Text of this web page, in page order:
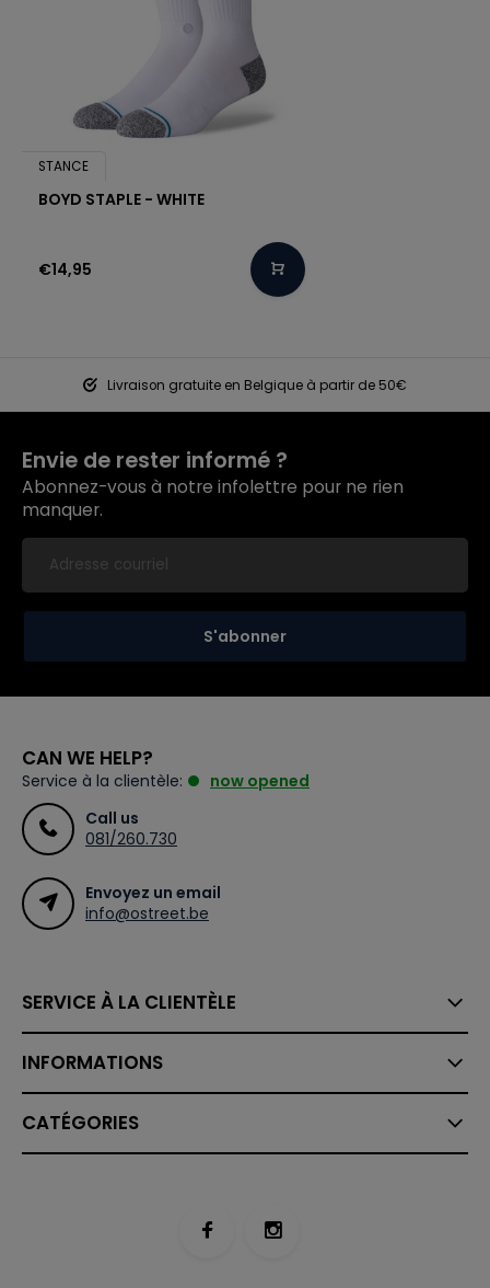
STANCE
BOYD STAPLE - WHITE
€14,95
Livraison gratuite en Belgique à partir de 50€
Envie de rester informé ?
Abonnez-vous à notre infolettre pour ne rien
manquer.
S'abonner
CAN WE HELP?
Service à la clientèle:
now opened
Call us
081/260.730
Envoyez un email
info@ostreet.be
SERVICE À LA CLIENTÈLE
INFORMATIONS
CATÉGORIES